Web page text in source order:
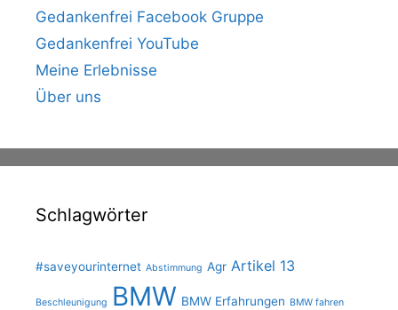
Gedankenfrei Facebook Gruppe
Gedankenfrei YouTube
Meine Erlebnisse
Über uns
Schlagwörter
#saveyourinternet Abstimmung Agr Artikel 13
Beschleunigung BMW BMW Erfahrungen BMW fahren